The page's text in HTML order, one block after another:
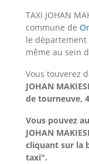
TAXI JOHAN
commune de
le département
même au sein
Vous touverez
JOHAN
de tourneuve,
Vous pouvez
JOHAN
cliquant sur la
taxi".